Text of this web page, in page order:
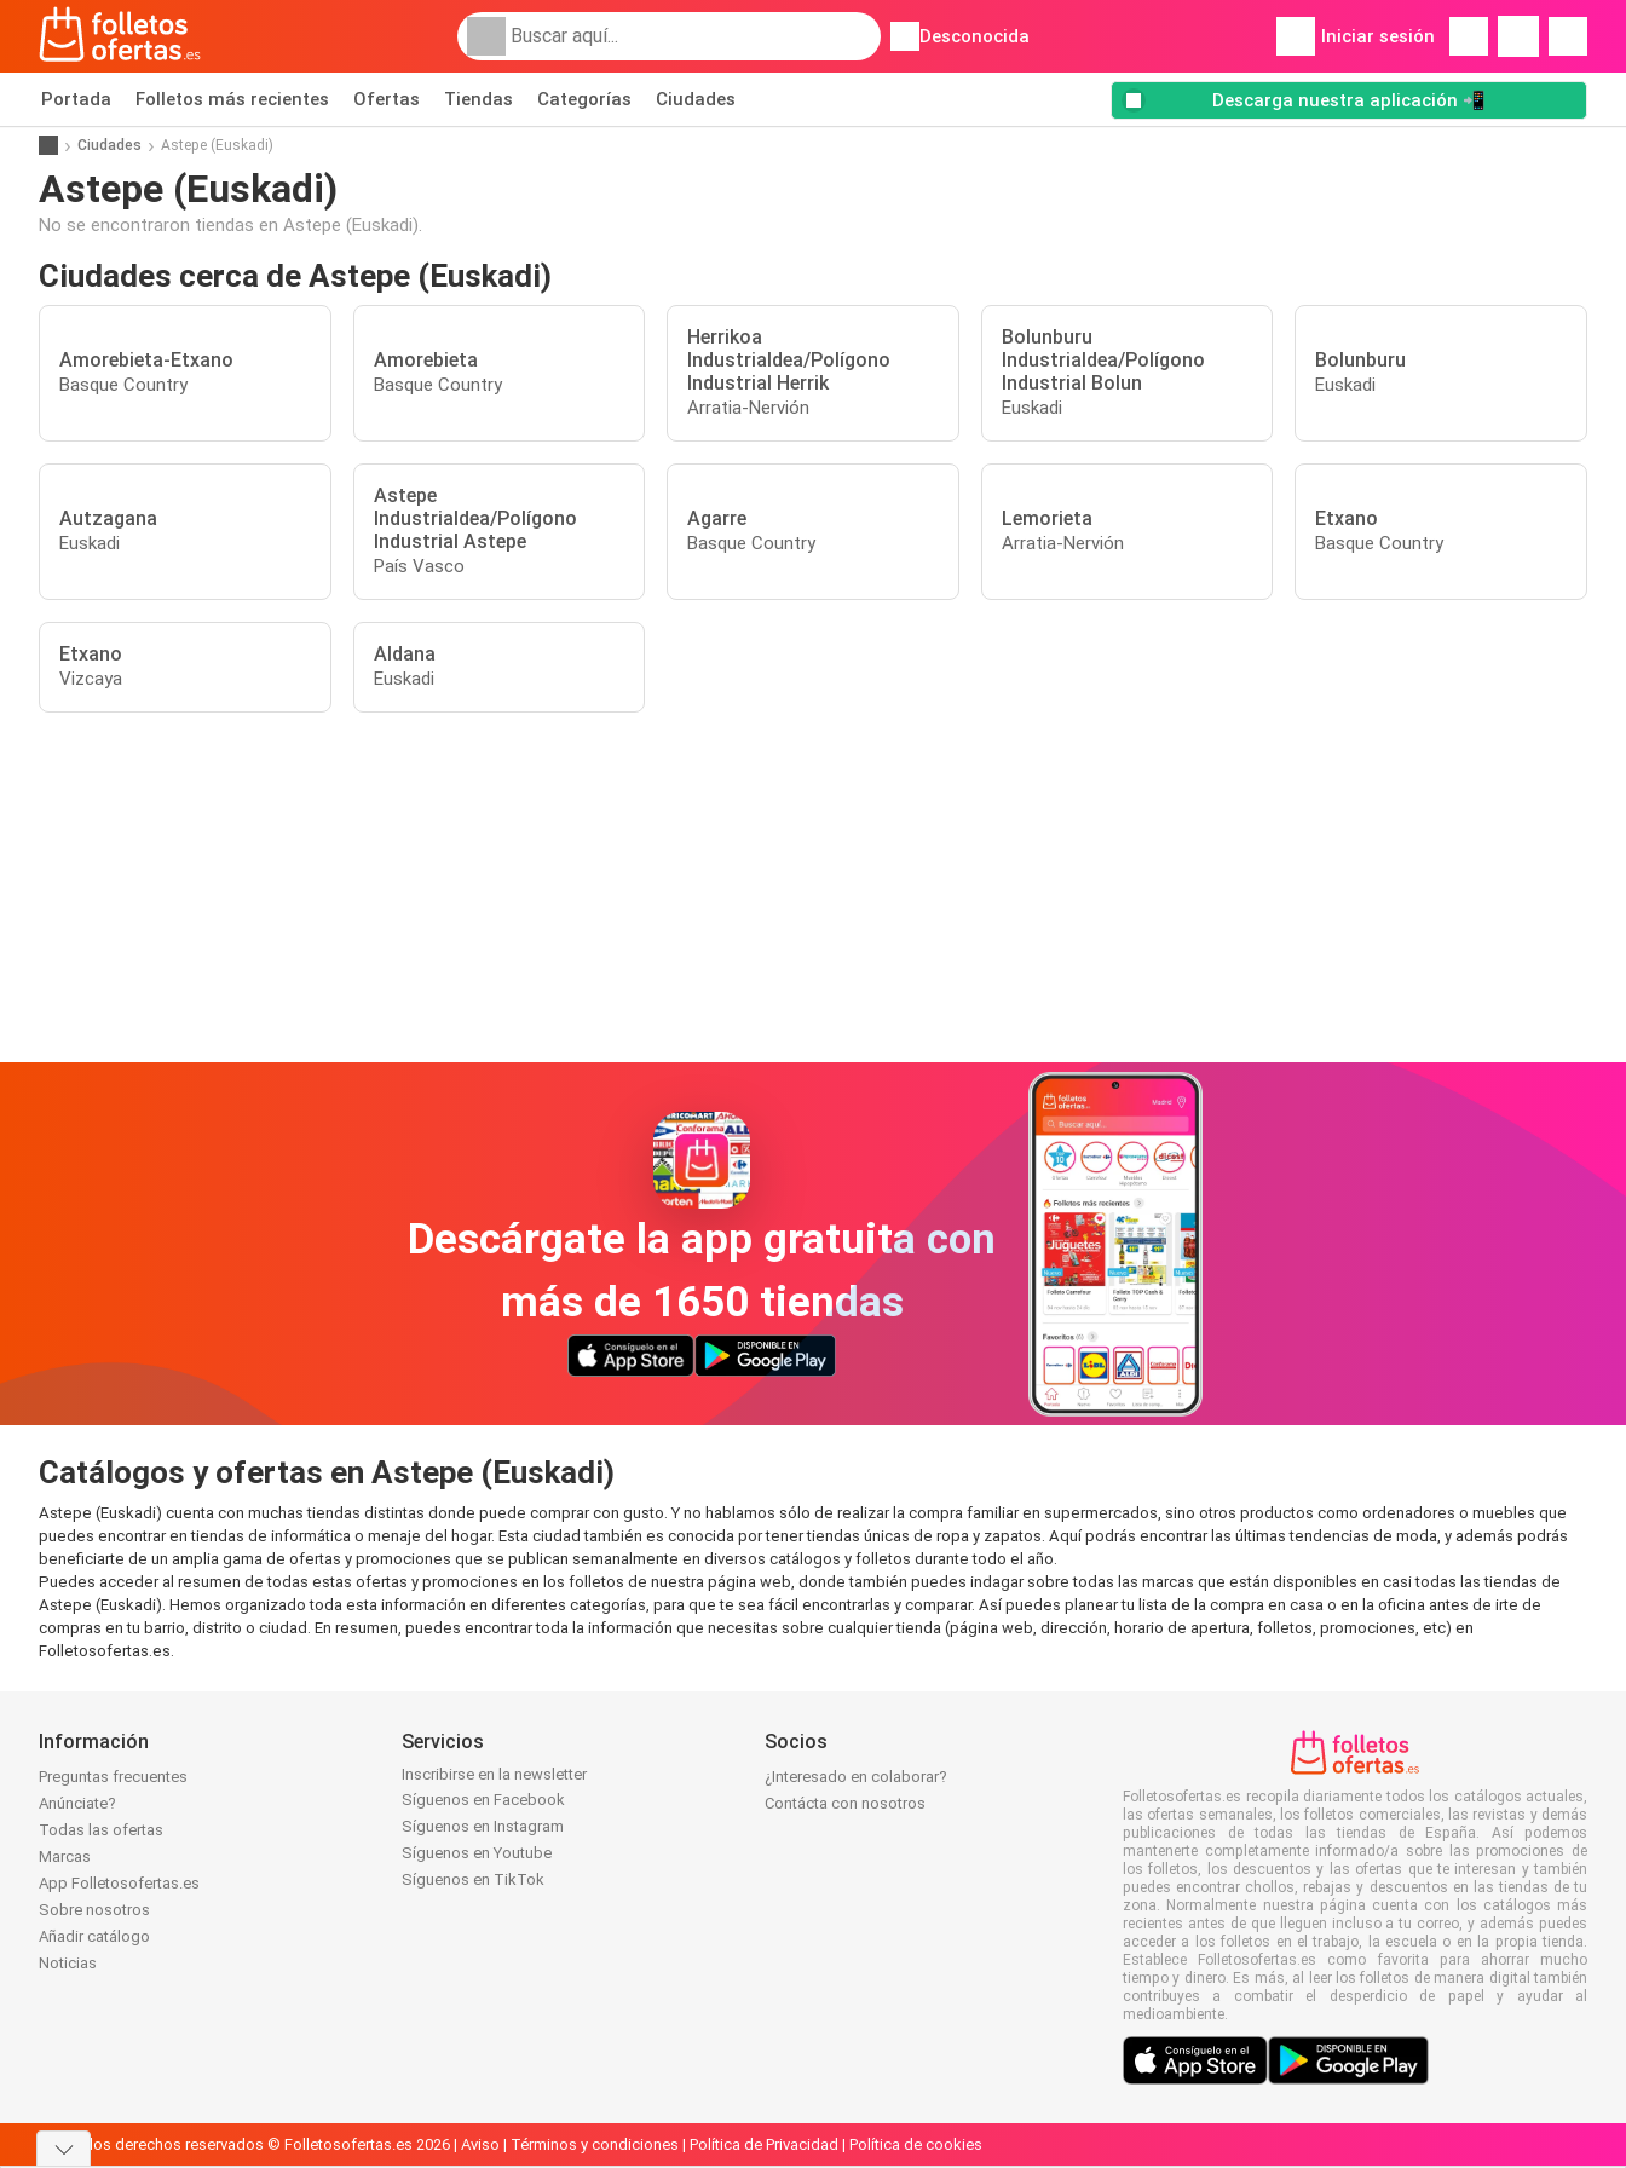
Desconocida Iniciar sesión
Portada Folletos más recientes Ofertas Tiendas Categorías Ciudades Descarga nuestra aplicación 📲
Ciudades Astepe (Euskadi)
Astepe (Euskadi)
No se encontraron tiendas en Astepe (Euskadi).
Ciudades cerca de Astepe (Euskadi)
Amorebieta-Etxano
Basque Country
Amorebieta
Basque Country
Herrikoa
Industrialdea/Polígono
Industrial Herrik
Arratia-Nervión
Bolunburu
Industrialdea/Polígono
Industrial Bolun
Euskadi
Bolunburu
Euskadi
Autzagana
Euskadi
Astepe
Industrialdea/Polígono
Industrial Astepe
País Vasco
Agarre
Basque Country
Lemorieta
Arratia-Nervión
Etxano
Basque Country
Etxano
Vizcaya
Aldana
Euskadi
Descárgate la app gratuita con
más de 1650 tiendas
Catálogos y ofertas en Astepe (Euskadi)
Astepe (Euskadi) cuenta con muchas tiendas distintas donde puede comprar con gusto. Y no hablamos sólo de realizar la compra familiar en supermercados, sino otros productos como ordenadores o muebles que
puedes encontrar en tiendas de informática o menaje del hogar. Esta ciudad también es conocida por tener tiendas únicas de ropa y zapatos. Aquí podrás encontrar las últimas tendencias de moda, y además podrás
beneficiarte de un amplia gama de ofertas y promociones que se publican semanalmente en diversos catálogos y folletos durante todo el año.
Puedes acceder al resumen de todas estas ofertas y promociones en los folletos de nuestra página web, donde también puedes indagar sobre todas las marcas que están disponibles en casi todas las tiendas de
Astepe (Euskadi). Hemos organizado toda esta información en diferentes categorías, para que te sea fácil encontrarlas y comparar. Así puedes planear tu lista de la compra en casa o en la oficina antes de irte de
compras en tu barrio, distrito o ciudad. En resumen, puedes encontrar toda la información que necesitas sobre cualquier tienda (página web, dirección, horario de apertura, folletos, promociones, etc) en
Folletosofertas.es.
Información
Preguntas frecuentes
Anúnciate?
Todas las ofertas
Marcas
App Folletosofertas.es
Sobre nosotros
Añadir catálogo
Noticias
Servicios
Inscribirse en la newsletter
Síguenos en Facebook
Síguenos en Instagram
Síguenos en Youtube
Síguenos en TikTok
Socios
¿Interesado en colaborar?
Contácta con nosotros
Folletosofertas.es recopila diariamente todos los catálogos actuales,
las ofertas semanales, los folletos comerciales, las revistas y demás
publicaciones de todas las tiendas de España. Así podemos
mantenerte completamente informado/a sobre las promociones de
los folletos, los descuentos y las ofertas que te interesan y también
puedes encontrar chollos, rebajas y descuentos en las tiendas de tu
zona. Normalmente nuestra página cuenta con los catálogos más
recientes antes de que lleguen incluso a tu correo, y además puedes
acceder a los folletos en el trabajo, la escuela o en la propia tienda.
Establece Folletosofertas.es como favorita para ahorrar mucho
tiempo y dinero. Es más, al leer los folletos de manera digital también
contribuyes a combatir el desperdicio de papel y ayudar al
medioambiente.
Todos los derechos reservados © Folletosofertas.es 2026 | Aviso | Términos y condiciones | Política de Privacidad | Política de cookies